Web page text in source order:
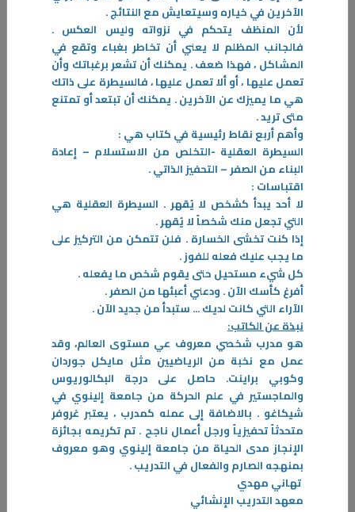
المثابر ( تيم س. غروفر)
كل شيء في هذا الكتاب يتعلّق بالرفع من مستوى التميّز الخاص بك، والذهاب
إلى أبعد ممّا تعرفه أو تفكر فيه، أبعد ممّا حاول أيّ شخص تعليمك.
الآخرين في خياره وسيتعايش مع النتائج .
لأن المنظف يتحكم في نزواته وليس العكس .
فالجانب المظلم لا يعني أن تخاطر بغباء وتقع في
المشاكل ، فهذا ضعف . يمكنك أن تشعر برغباتك وأن
تعمل عليها ، أو ألا تعمل عليها ، فالسيطرة على ذاتك
هي ما يميزك عن الآخرين . يمكنك أن تبتعد أو تمتنع
متى تريد .
وأهم أربع نقاط رئيسية في كتاب هي :
السيطرة العقلية -التخلص من الاستسلام – إعادة
البناء من الصفر – التحفيز الذاتي .
اقتباسات :
لا أحد يبدأ كشخص لا يُقهر . السيطرة العقلية هي
التي تجعل منك شخصاً لا يُقهر .
إذا كنت تخشى الخسارة . فلن تتمكن من التركيز على
ما يجب عليك فعله للفوز .
كل شيء مستحيل حتى يقوم شخص ما يفعله .
أفرغ كأسك الآن . ودعني أعبئها من الصفر .
الآراء التي كانت لديك ... ستبدأ من جديد الآن .
نبذة عن الكاتب:
هو مدرب شخصي معروف عي مستوى العالم، وقد
عمل مع نخبة من الرياضيين مثل مايكل جوردان
وكوبي براينت. حاصل على درجة البكالوريوس
والماجستير في علم الحركة من جامعة إلينوي في
شيكاغو . بالاضافة إلى عمله كمدرب ، يعتبر غروفر
متحدثاً تحفيزياً ورجل أعمال ناجح . تم تكريمه بجائزة
الإنجاز مدى الحياة من جامعة إلينوي وهو معروف
بمنهجه الصارم والفعال في التدريب .
تهاني مهدي
معهد التدريب الإنشائي